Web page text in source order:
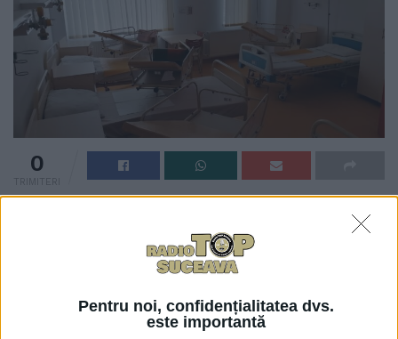
Pentru noi, confidențialitatea dvs.
este importantă
0
TRIMITERI
Primăria Rădăuți oferă o serie de avantaje medicilor,
astfel încît aceștia să aleagă să lucreze la Spitalul
Municipal ”Sfinții Doctori Cosma și Damian”. Întrebat
are suficient personal și dacă municipalitatea face
ceva special pentru a-i atrage pe medici la al doilea